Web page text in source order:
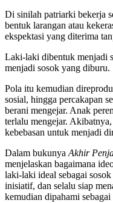
Di sinilah patriarki bekerja
bentuk larangan atau
ekspektasi yang diterima
Laki-laki dibentuk menjadi
menjadi sosok yang diburu.
Pola itu kemudian
sosial, hingga percakapan
berani mengejar. Anak
terlalu mengejar.
kebebasan untuk menjadi
Dalam bukunya Akhir
menjelaskan bagaimana
laki-laki ideal sebagai
inisiatif, dan selalu siap
kemudian dipahami